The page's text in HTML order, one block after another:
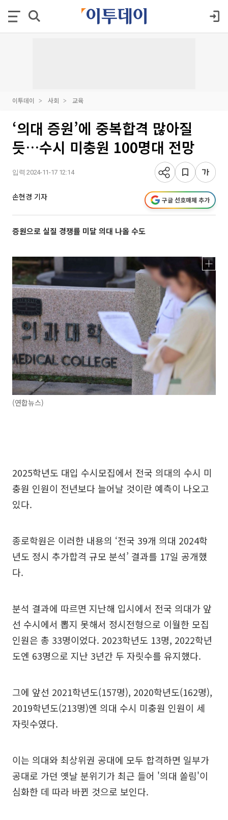
이투데이 사회 교육
‘의대 증원’에 중복합격 많아질
듯…수시 미충원 100명대 전망
입력 2024-11-17 12:14
손현경 기자 구글 선호매체 추가
증원으로 실질 경쟁률 미달 의대 나올 수도
(연합뉴스)
2025학년도 대입 수시모집에서 전국 의대의 수시 미
충원 인원이 전년보다 늘어날 것이란 예측이 나오고
있다.
종로학원은 이러한 내용의 ‘전국 39개 의대 2024학
년도 정시 추가합격 규모 분석’ 결과를 17일 공개했
다.
분석 결과에 따르면 지난해 입시에서 전국 의대가 앞
선 수시에서 뽑지 못해서 정시전형으로 이월한 모집
인원은 총 33명이었다. 2023학년도 13명, 2022학년
도엔 63명으로 지난 3년간 두 자릿수를 유지했다.
그에 앞선 2021학년도(157명), 2020학년도(162명),
2019학년도(213명)엔 의대 수시 미충원 인원이 세
자릿수였다.
이는 의대와 최상위권 공대에 모두 합격하면 일부가
공대로 가던 옛날 분위기가 최근 들어 '의대 쏠림'이
심화한 데 따라 바뀐 것으로 보인다.